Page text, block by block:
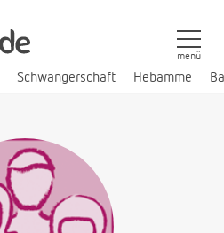
Schwangerschaft Hebamme
menü